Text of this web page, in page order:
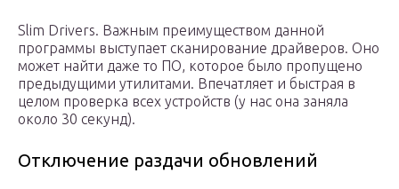
Slim Drivers. Важным преимуществом данной
программы выступает сканирование драйверов. Оно
может найти даже то ПО, которое было пропущено
предыдущими утилитами. Впечатляет и быстрая в
целом проверка всех устройств (у нас она заняла
около 30 секунд).
Отключение раздачи обновлений